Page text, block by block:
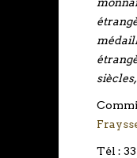
Tél : 33